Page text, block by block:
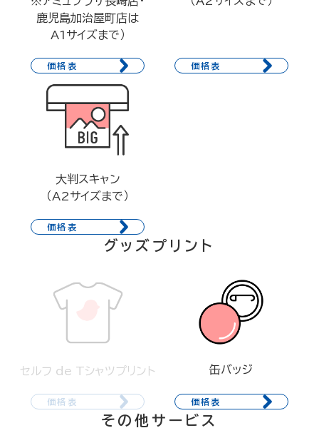
鹿児島加治屋町店は
A1サイズまで）
価格表 価格表
大判スキャン
（A2サイズまで）
価格表
グッズプリント
セルフ de Tシャツプリント
価格表
缶バッジ
価格表
その他サービス